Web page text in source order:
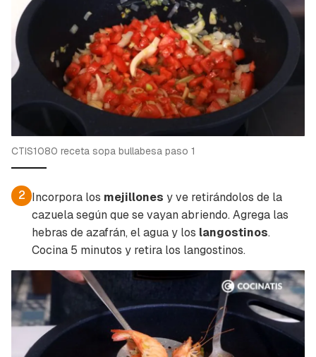
CTIS1080 receta sopa bullabesa paso 1
2 Incorpora los mejillones y ve retirándolos de la
cazuela según que se vayan abriendo. Agrega las
hebras de azafrán, el agua y los langostinos.
Cocina 5 minutos y retira los langostinos.